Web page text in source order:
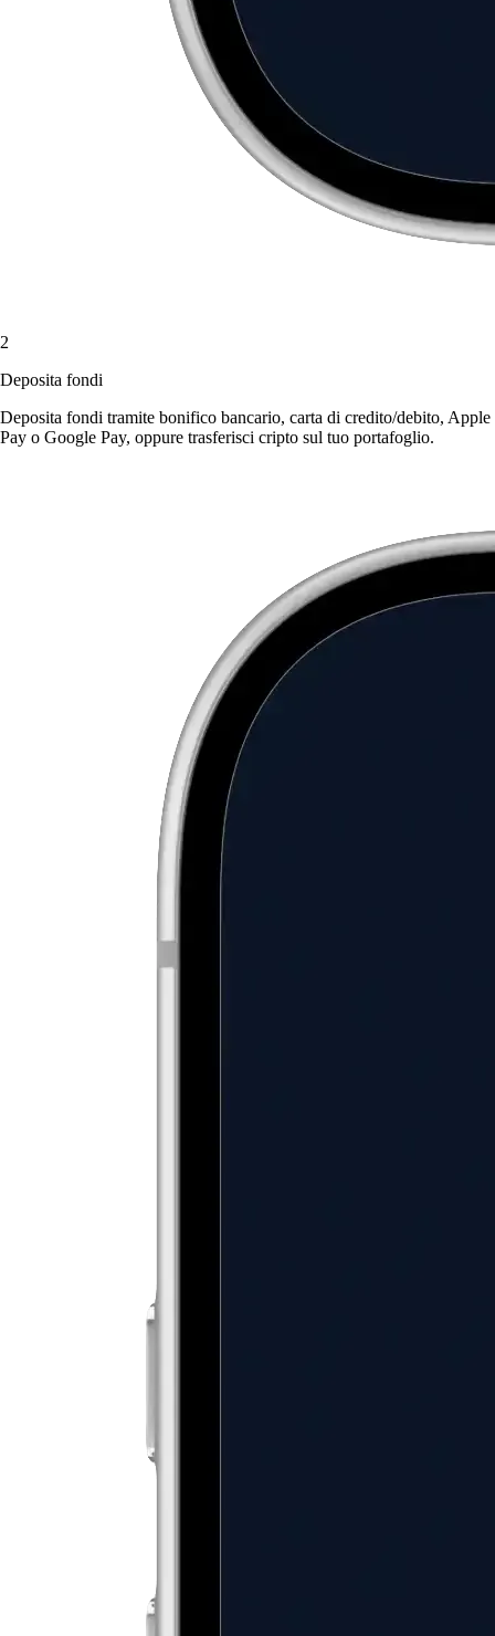
2
Deposita fondi
Deposita fondi tramite bonifico bancario, carta di credito/debito, Apple
Pay o Google Pay, oppure trasferisci cripto sul tuo portafoglio.